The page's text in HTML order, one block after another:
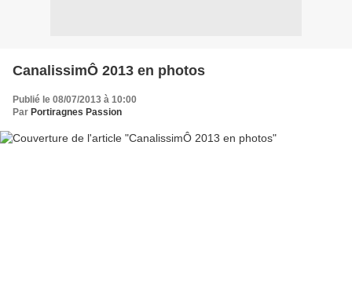
CanalissimÔ 2013 en photos
Publié le 08/07/2013 à 10:00
Par Portiragnes Passion